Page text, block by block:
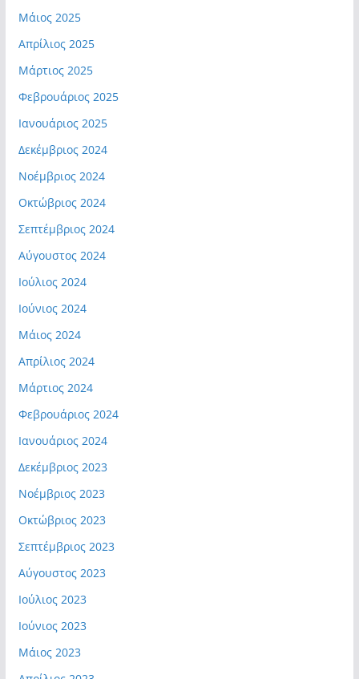
Μάιος 2025
Απρίλιος 2025
Μάρτιος 2025
Φεβρουάριος 2025
Ιανουάριος 2025
Δεκέμβριος 2024
Νοέμβριος 2024
Οκτώβριος 2024
Σεπτέμβριος 2024
Αύγουστος 2024
Ιούλιος 2024
Ιούνιος 2024
Μάιος 2024
Απρίλιος 2024
Μάρτιος 2024
Φεβρουάριος 2024
Ιανουάριος 2024
Δεκέμβριος 2023
Νοέμβριος 2023
Οκτώβριος 2023
Σεπτέμβριος 2023
Αύγουστος 2023
Ιούλιος 2023
Ιούνιος 2023
Μάιος 2023